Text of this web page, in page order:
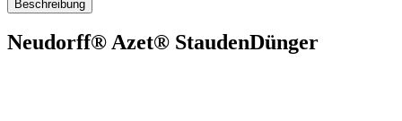
Beschreibung
Neudorff® Azet® StaudenDünger